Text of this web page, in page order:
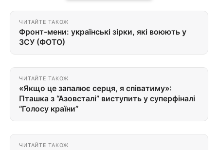
ЧИТАЙТЕ ТАКОЖ
Фронт-мени: українські зірки, які воюють у
ЗСУ (ФОТО)
ЧИТАЙТЕ ТАКОЖ
«Якщо це запалює серця, я співатиму»:
Пташка з “Азовсталі” виступить у суперфіналі
“Голосу країни”
ЧИТАЙТЕ ТАКОЖ